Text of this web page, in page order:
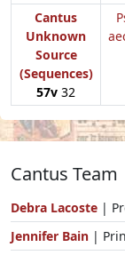
Cantus
Unknown
Source
(Sequences)
57v 32
Cantus Team
Debra Lacoste |
Jennifer Bain |